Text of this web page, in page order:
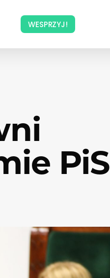
WESPRZYJ!
PiS